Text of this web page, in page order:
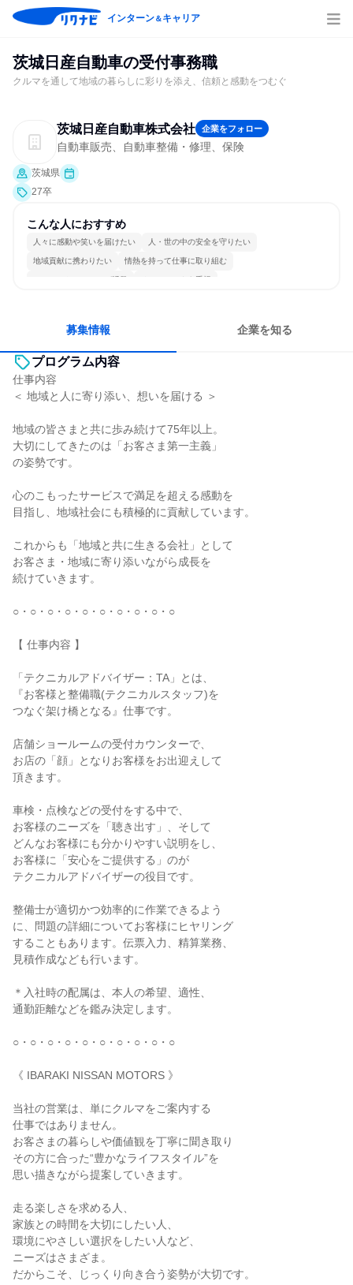
インターン＆キャリア
茨城日産自動車の受付事務職
クルマを通して地域の暮らしに彩りを添え、信頼と感動をつむぐ
茨城日産自動車株式会社 企業をフォロー
自動車販売、自動車整備・修理、保険
茨城県
27卒
こんな人におすすめ
人々に感動や笑いを届けたい 人・世の中の安全を守りたい
地域貢献に携わりたい 情熱を持って仕事に取り組む
コミュニケーションが活発 チームワークを重視
募集情報 企業を知る
プログラム内容
仕事内容
＜ 地域と人に寄り添い、想いを届ける ＞
地域の皆さまと共に歩み続けて75年以上。
大切にしてきたのは「お客さま第一主義」
の姿勢です。
心のこもったサービスで満足を超える感動を
目指し、地域社会にも積極的に貢献しています。
これからも「地域と共に生きる会社」として
お客さま・地域に寄り添いながら成長を
続けていきます。
○・○・○・○・○・○・○・○・○・○
【 仕事内容 】
「テクニカルアドバイザー：TA」とは、
『お客様と整備職(テクニカルスタッフ)を
つなぐ架け橋となる』仕事です。
店舗ショールームの受付カウンターで、
お店の「顔」となりお客様をお出迎えして
頂きます。
車検・点検などの受付をする中で、
お客様のニーズを「聴き出す」、そして
どんなお客様にも分かりやすい説明をし、
お客様に「安心をご提供する」のが
テクニカルアドバイザーの役目です。
整備士が適切かつ効率的に作業できるよう
に、問題の詳細についてお客様にヒヤリング
することもあります。伝票入力、精算業務、
見積作成なども行います。
＊入社時の配属は、本人の希望、適性、
通勤距離などを鑑み決定します。
○・○・○・○・○・○・○・○・○・○
《 IBARAKI NISSAN MOTORS 》
当社の営業は、単にクルマをご案内する
仕事ではありません。
お客さまの暮らしや価値観を丁寧に聞き取り
その方に合った“豊かなライフスタイル”を
思い描きながら提案していきます。
走る楽しさを求める人、
家族との時間を大切にしたい人、
環境にやさしい選択をしたい人など、
ニーズはさまざま。
だからこそ、じっくり向き合う姿勢が大切です。